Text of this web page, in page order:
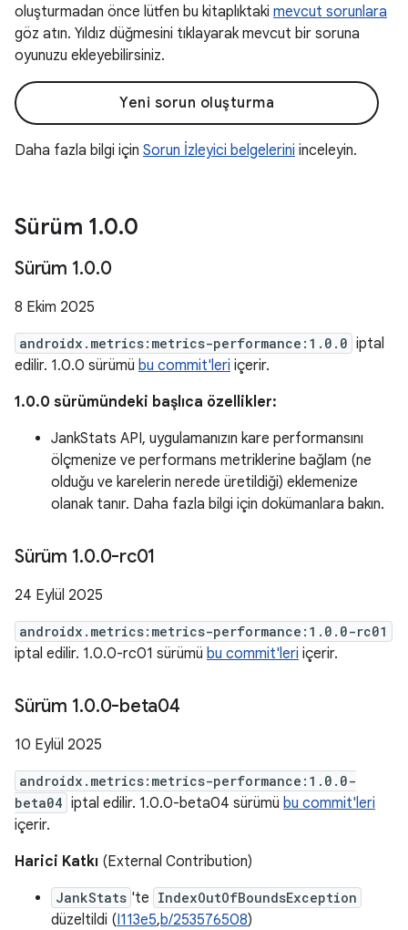
oluşturmadan önce lütfen bu kitaplıktaki mevcut sorunlara
göz atın. Yıldız düğmesini tıklayarak mevcut bir soruna
oyunuzu ekleyebilirsiniz.
Yeni sorun oluşturma
Daha fazla bilgi için Sorun İzleyici belgelerini inceleyin.
Sürüm 1.0.0
Sürüm 1.0.0
8 Ekim 2025
androidx.metrics:metrics-performance:1.0.0 iptal
edilir. 1.0.0 sürümü bu commit'leri içerir.
1.0.0 sürümündeki başlıca özellikler:
JankStats API, uygulamanızın kare performansını
ölçmenize ve performans metriklerine bağlam (ne
olduğu ve karelerin nerede üretildiği) eklemenize
olanak tanır. Daha fazla bilgi için dokümanlara bakın.
Sürüm 1.0.0-rc01
24 Eylül 2025
androidx.metrics:metrics-performance:1.0.0-rc01
iptal edilir. 1.0.0-rc01 sürümü bu commit'leri içerir.
Sürüm 1.0.0-beta04
10 Eylül 2025
androidx.metrics:metrics-performance:1.0.0-
beta04 iptal edilir. 1.0.0-beta04 sürümü bu commit'leri
içerir.
Harici Katkı (External Contribution)
JankStats 'te IndexOutOfBoundsException
düzeltildi (I113e5,b/253576508)